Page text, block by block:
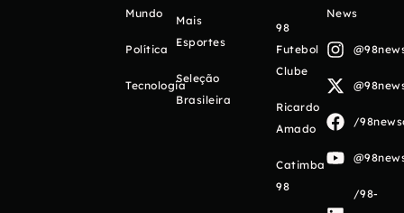
Mundo
Política
Tecnologia
Mais
Esportes
Seleção
Brasileira
98
Futebol
Clube
Ricardo
Amado
Catimba
98
News
/
/98-